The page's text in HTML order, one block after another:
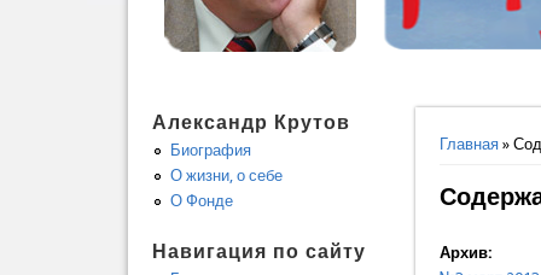
Вы здесь
Главная »
Архив:
Александр Крутов
Биография
О жизни, о себе
О Фонде
Навигация по сайту